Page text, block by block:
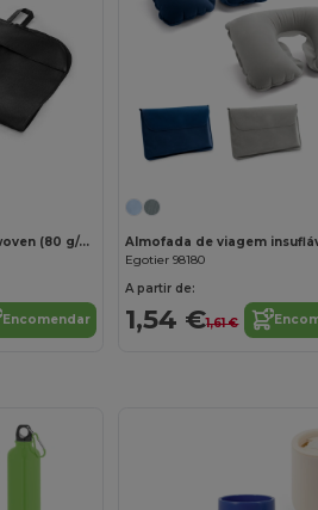
Porta-fatos em non-woven (80 g/m²)
Encomendar
Almofada de viagem
Egotier 98180
A partir de:
1,54 €1,61 €